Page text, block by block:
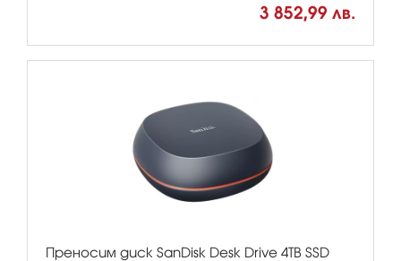
3 852,99 лв.
Преносим диск SanDisk Desk Drive 4TB SSD